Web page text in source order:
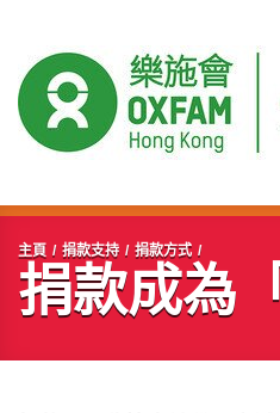
開始主要內容
主頁 捐款支持 捐款方式
捐款成為